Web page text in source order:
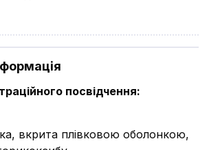
посвідчення:
вкрита плівковою оболонкою,